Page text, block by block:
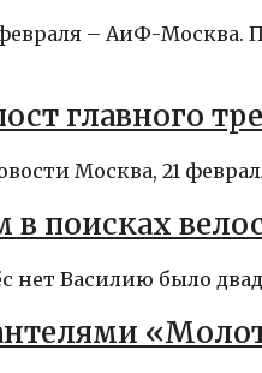
– АиФ-Москва.
главного
Москва, 21
поисках
нет Василию было